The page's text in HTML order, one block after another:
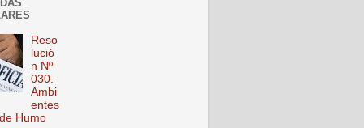
Reso
lució
n Nº
030.
Ambi
entes
de Humo